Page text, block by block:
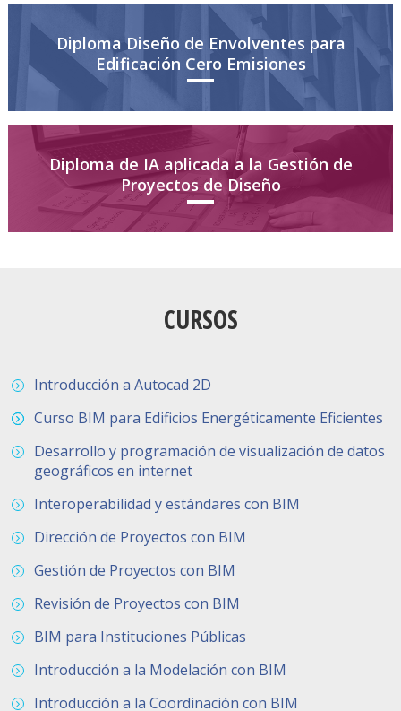
Diploma Diseño de Envolventes para
Edificación Cero Emisiones
Diploma de IA aplicada a la Gestión de
Proyectos de Diseño
CURSOS
Introducción a Autocad 2D
Curso BIM para Edificios Energéticamente Eficientes
Desarrollo y programación de visualización de datos
geográficos en internet
Interoperabilidad y estándares con BIM
Dirección de Proyectos con BIM
Gestión de Proyectos con BIM
Revisión de Proyectos con BIM
BIM para Instituciones Públicas
Introducción a la Modelación con BIM
Introducción a la Coordinación con BIM